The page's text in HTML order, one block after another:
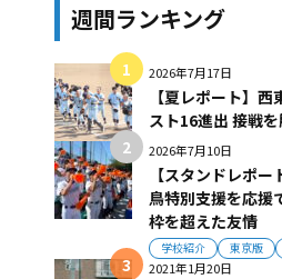
週間ランキング
2026年7月17日
【夏レポート】
スト16進出 接戦
2026年7月10日
【スタンドレポ
鳥特別支援を応援
枠を超えた友情
学校紹介 東京版
2021年1月20日